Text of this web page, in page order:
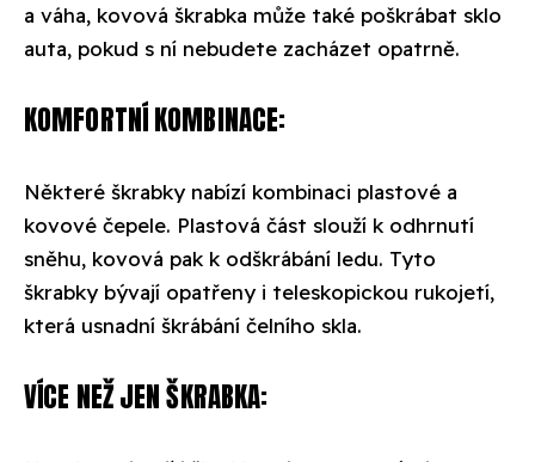
a váha, kovová škrabka může také poškrábat sklo
auta, pokud s ní nebudete zacházet opatrně.
KOMFORTNÍ KOMBINACE:
Některé škrabky nabízí kombinaci plastové a
kovové čepele. Plastová část slouží k odhrnutí
sněhu, kovová pak k odškrábání ledu. Tyto
škrabky bývají opatřeny i teleskopickou rukojetí,
která usnadní škrábání čelního skla.
VÍCE NEŽ JEN ŠKRABKA: